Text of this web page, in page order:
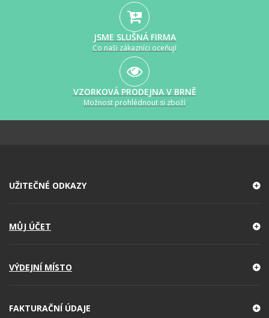
JSME SLUŠNÁ FIRMA
Co naši zákazníci oceňují
VZORKOVÁ PRODEJNA V BRNĚ
Možnost prohlédnout si zboží
UŽITEČNÉ ODKAZY
MŮJ ÚČET
VÝDEJNÍ MÍSTO
FAKTURAČNÍ ÚDAJE